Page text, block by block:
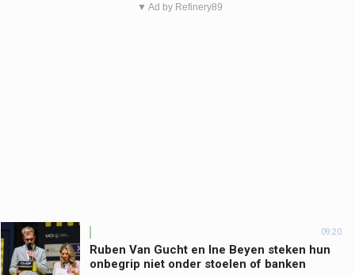
▼ Ad by Refinery89
09:20
Ruben Van Gucht en Ine Beyen steken hun
onbegrip niet onder stoelen of banken